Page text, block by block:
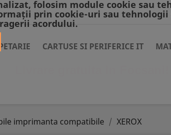
CARTUSE SI PERIFERICE IT
imprimanta compatibile XEROX
folosim module cookie sau
prin cookie-uri sau
acordului.